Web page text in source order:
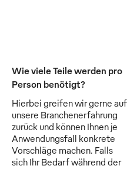
Wie viele Teile werden pro
Person benötigt?
Hierbei greifen wir gerne auf
unsere Branchenerfahrung
zurück und können Ihnen je
Anwendungsfall konkrete
Vorschläge machen. Falls
sich Ihr Bedarf während der